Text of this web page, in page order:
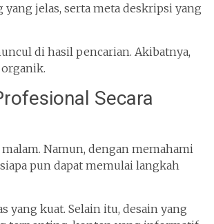
jelas, serta meta deskripsi yang
di hasil pencarian. Akibatnya,
Secara
Namun, dengan memahami
pun dapat memulai langkah
kuat. Selain itu, desain yang